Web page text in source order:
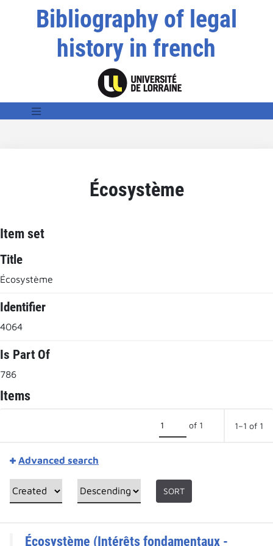
Bibliography of legal
history in french
Écosystème
Item set
Title
Écosystème
Identifier
4064
Is Part Of
786
Items
of 1 1–1 of 1
Advanced search
SORT
Écosystème (Intérêts fondamentaux -